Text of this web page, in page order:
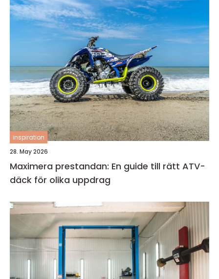
inspiration
28. May 2026
Maximera prestandan: En guide till rätt ATV-
däck för olika uppdrag